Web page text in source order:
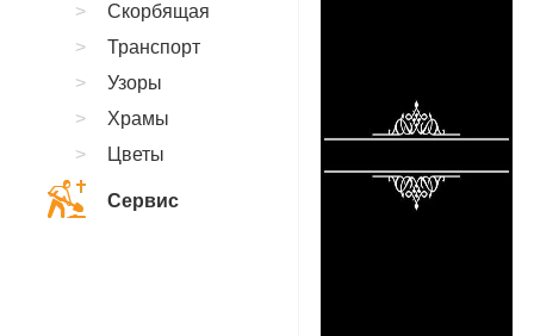
Скорбящая
Транспорт
Узоры
Храмы
Цветы
Сервис